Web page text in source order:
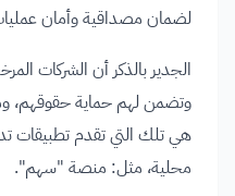
لضمان مصداقية وأمان
الجدير بالذكر أن الشركات
وتضمن لهم حماية حقوقهم،
هي تلك التي تقدم تطبيقات
محلية، مثل: منصة "سهم".